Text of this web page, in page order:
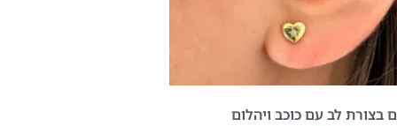
בצורת לב עם כוכב ויהלום